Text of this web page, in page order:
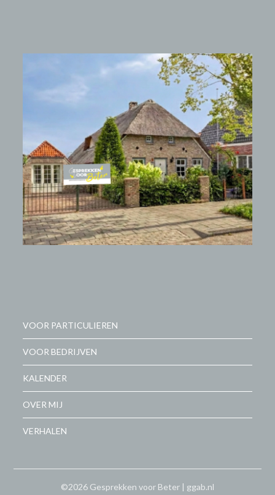
VOOR PARTICULIEREN
VOOR BEDRIJVEN
KALENDER
OVER MIJ
VERHALEN
©2026 Gesprekken voor Beter | ggab.nl